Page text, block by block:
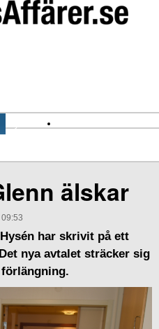
Nyhetsbrev
älskar
har skrivit på ett
nya avtalet sträcker sig